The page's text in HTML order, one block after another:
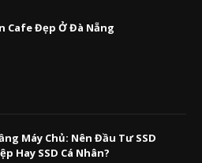
Cafe Đẹp Ở Đà Nẵng
Máy Chủ: Nên Đầu Tư SSD
Hay SSD Cá Nhân?